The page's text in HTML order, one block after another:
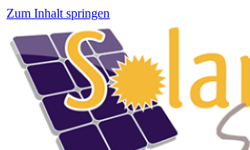
Zum Inhalt springen